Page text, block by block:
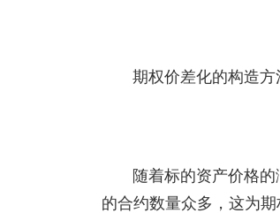
期权价差化的构造方
随着标的资产价格
的合约数量众多，这为